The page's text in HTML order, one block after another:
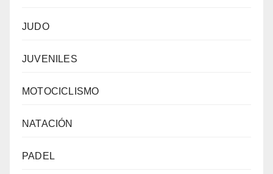
JUDO
JUVENILES
MOTOCICLISMO
NATACIÓN
PADEL